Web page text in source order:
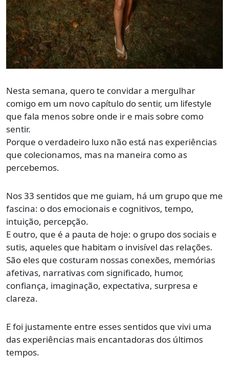
Nesta semana, quero te convidar a mergulhar
comigo em um novo capítulo do sentir, um lifestyle
que fala menos sobre onde ir e mais sobre como
sentir.
Porque o verdadeiro luxo não está nas experiências
que colecionamos, mas na maneira como as
percebemos.
Nos 33 sentidos que me guiam, há um grupo que me
fascina: o dos emocionais e cognitivos, tempo,
intuição, percepção.
E outro, que é a pauta de hoje: o grupo dos sociais e
sutis, aqueles que habitam o invisível das relações.
São eles que costuram nossas conexões, memórias
afetivas, narrativas com significado, humor,
confiança, imaginação, expectativa, surpresa e
clareza.
E foi justamente entre esses sentidos que vivi uma
das experiências mais encantadoras dos últimos
tempos.